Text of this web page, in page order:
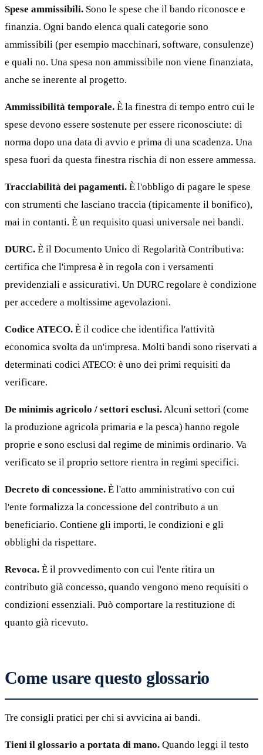
Spese ammissibili. Sono le spese che il bando riconosce e
finanzia. Ogni bando elenca quali categorie sono
ammissibili (per esempio macchinari, software, consulenze)
e quali no. Una spesa non ammissibile non viene finanziata,
anche se inerente al progetto.
Ammissibilità temporale. È la finestra di tempo entro cui le
spese devono essere sostenute per essere riconosciute: di
norma dopo una data di avvio e prima di una scadenza. Una
spesa fuori da questa finestra rischia di non essere ammessa.
Tracciabilità dei pagamenti. È l'obbligo di pagare le spese
con strumenti che lasciano traccia (tipicamente il bonifico),
mai in contanti. È un requisito quasi universale nei bandi.
DURC. È il Documento Unico di Regolarità Contributiva:
certifica che l'impresa è in regola con i versamenti
previdenziali e assicurativi. Un DURC regolare è condizione
per accedere a moltissime agevolazioni.
Codice ATECO. È il codice che identifica l'attività
economica svolta da un'impresa. Molti bandi sono riservati a
determinati codici ATECO: è uno dei primi requisiti da
verificare.
De minimis agricolo / settori esclusi.Alcuni settori (come
la produzione agricola primaria e la pesca) hanno regole
proprie e sono esclusi dal regime de minimis ordinario. Va
verificato se il proprio settore rientra in regimi specifici.
Decreto di concessione. È l'atto amministrativo con cui
l'ente formalizza la concessione del contributo a un
beneficiario. Contiene gli importi, le condizioni e gli
obblighi da rispettare.
Revoca. È il provvedimento con cui l'ente ritira un
contributo già concesso, quando vengono meno requisiti o
condizioni essenziali. Può comportare la restituzione di
quanto già ricevuto.
Come usare questo glossario
Tre consigli pratici per chi si avvicina ai bandi.
Tieni il glossario a portata di mano. Quando leggi il testo